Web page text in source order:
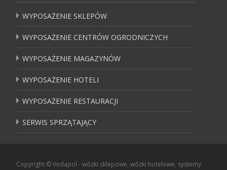
WYPOSAŻENIE SKLEPÓW
WYPOSAŻENIE CENTRÓW OGRODNICZYCH
WYPOSAŻENIE MAGAZYNÓW
WYPOSAŻENIE HOTELI
WYPOSAŻENIE RESTAURACJI
SERWIS SPRZĄTAJĄCY
Copyright © Vedapol - wózki sklepowe, wózki hotelowe, systemy